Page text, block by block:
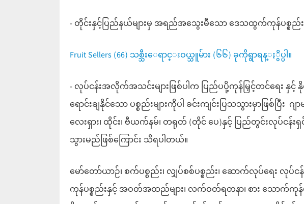
- တိုင်းနှင့်ပြည်နယ်များမှ အရည်အသွေးမီသော ဒေသထွက်ကုန်ပစ္စည်းမ
Fruit Sellers (66) သစ္သီးေရာင္းဝယ္သူမ်ား (၆၆) ခုကိုရွာရန္ႏွိပ္ပါ။
- လုပ်ငန်းအလိုက်အသင်းများဖြစ်ပါက ပြည်ပပို့ကုန်မြှင့်တင်ရေး
ရောင်းချနိုင်သော ပစ္စည်းများကိုပါ ခင်းကျင်းပြသသွားမှာဖြစ်ပြီး
လေးရှား၊ ထိုင်း၊ ဗီယက်နမ်၊ တရုတ် (တိုင် ပေ)နှင့် ပြည်တွင်းလုပ်ငန်းရှင်မ
သွားမည်ဖြစ်ကြောင်း သိရပါတယ်။
မော်တော်ယာဉ်၊ စက်ပစ္စည်း၊ လျှပ်စစ်ပစ္စည်း၊ ဆောက်လုပ်ရေး လု
ကုန်ပစ္စည်းနှင့် အဝတ်အထည်များ၊ လက်ဝတ်ရတနာ၊ စား သောက်ကုန်ပ